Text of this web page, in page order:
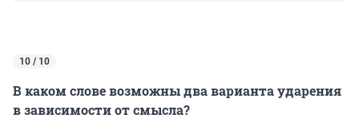
10 / 10
В каком слове возможны два варианта ударения
в зависимости от смысла?